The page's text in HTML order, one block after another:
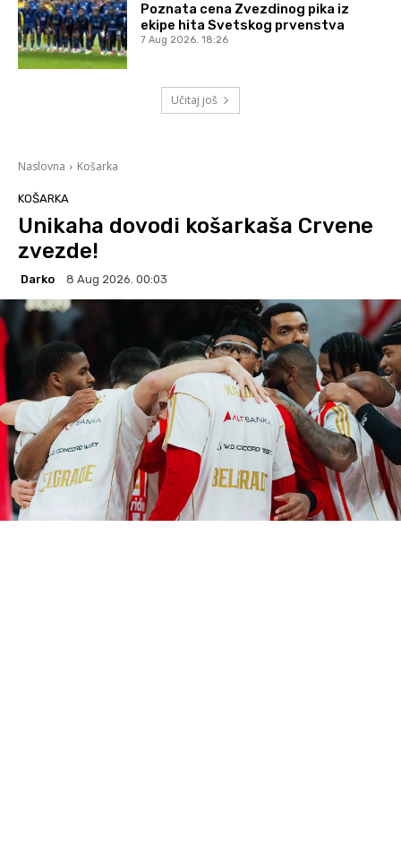
Poznata cena Zvezdinog pika iz
ekipe hita Svetskog prvenstva
7 Aug 2026. 18:26
Učitaj još